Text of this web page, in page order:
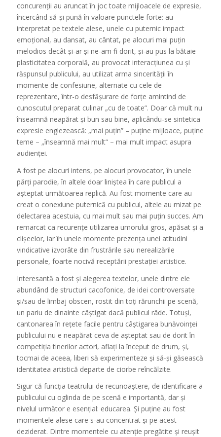
concurenții au aruncat în joc toate mijloacele de expresie,
încercând să-și pună în valoare punctele forte: au
interpretat pe textele alese, unele cu puternic impact
emoțional, au dansat, au cântat, pe alocuri mai puțin
melodios decât și-ar și ne-am fi dorit, și-au pus la bătaie
plasticitatea corporală, au provocat interacțiunea cu și
răspunsul publicului, au utilizat arma sincerității în
momente de confesiune, alternate cu cele de
reprezentare, într-o desfășurare de forțe amintind de
cunoscutul preparat culinar „cu de toate”. Doar că mult nu
înseamnă neapărat și bun sau bine, aplicându-se sintetica
expresie englezească: „mai puțin” – puține mijloace, puține
teme – „înseamnă mai mult” – mai mult impact asupra
audienței.
A fost pe alocuri intens, pe alocuri provocator, în unele
părți parodie, în altele doar liniștea în care publicul a
așteptat următoarea replică. Au fost momente care au
creat o conexiune puternică cu publicul, altele au mizat pe
delectarea acestuia, cu mai mult sau mai puțin succes. Am
remarcat ca recurențe utilizarea umorului gros, apăsat și a
clișeelor, iar în unele momente prezența unei atitudini
vindicative izvorâte din frustrările sau nerealizările
personale, foarte nocivă receptării prestației artistice.
Interesantă a fost și alegerea textelor, unele dintre ele
abundând de structuri cacofonice, de idei controversate
și/sau de limbaj obscen, rostit din toți rărunchii pe scenă,
un pariu de dinainte câștigat dacă publicul râde. Totuși,
cantonarea în rețete facile pentru câștigarea bunăvoinței
publicului nu e neapărat ceva de așteptat sau de dorit în
competiția tinerilor actori, aflați la început de drum, și,
tocmai de aceea, liberi să experimenteze și să-și găsească
identitatea artistică departe de ciorbe reîncălzite.
Sigur că funcția teatrului de recunoaștere, de identificare a
publicului cu oglinda de pe scenă e importantă, dar și
nivelul următor e esențial: educarea. Și puține au fost
momentele alese care s-au concentrat și pe acest
deziderat. Dintre momentele cu atenție pregătite și reușit